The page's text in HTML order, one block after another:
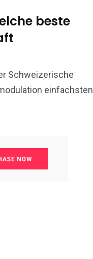
beste
Schweizerische
einfachsten